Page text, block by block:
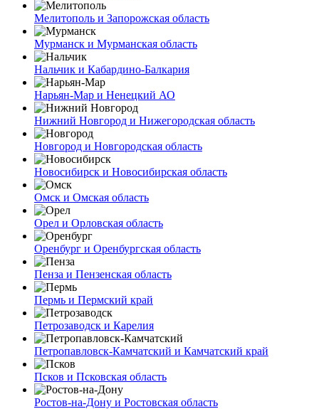
Мелитополь и Запорожская область
Мурманск и Мурманская область
Нальчик и Кабардино-Балкария
Нарьян-Мар и Ненецкий АО
Нижний Новгород и Нижегородская область
Новгород и Новгородская область
Новосибирск и Новосибирская область
Омск и Омская область
Орел и Орловская область
Оренбург и Оренбургская область
Пенза и Пензенская область
Пермь и Пермский край
Петрозаводск и Карелия
Петропавловск-Камчатский и Камчатский край
Псков и Псковская область
Ростов-на-Дону и Ростовская область